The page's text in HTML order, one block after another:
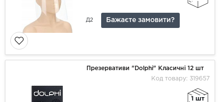
Д2 Бажаєте замовити?
Презервативи "Dolphi" Класичні 12 шт
Код товару: 319657
1 шт